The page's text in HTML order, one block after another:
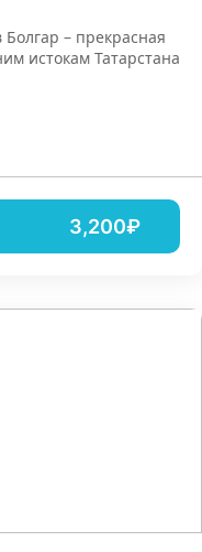
Болгар – прекрасная
истокам Татарстана
3,200₽